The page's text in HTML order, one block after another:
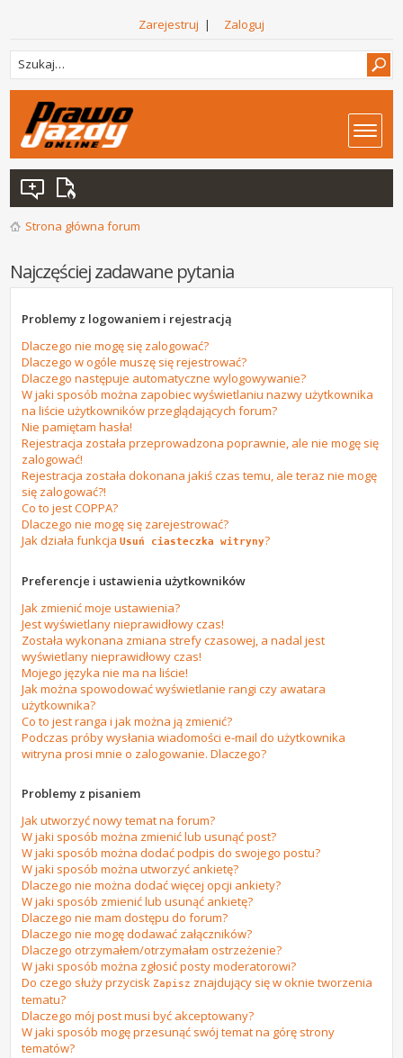
Zarejestruj | Zaloguj
Strona główna forum
Najczęściej zadawane pytania
Problemy z logowaniem i rejestracją
Dlaczego nie mogę się zalogować?
Dlaczego w ogóle muszę się rejestrować?
Dlaczego następuje automatyczne wylogowywanie?
W jaki sposób można zapobiec wyświetlaniu nazwy użytkownika
na liście użytkowników przeglądających forum?
Nie pamiętam hasła!
Rejestracja została przeprowadzona poprawnie, ale nie mogę się
zalogować!
Rejestracja została dokonana jakiś czas temu, ale teraz nie mogę
się zalogować?!
Co to jest COPPA?
Dlaczego nie mogę się zarejestrować?
Jak działa funkcjaUsuń ciasteczka witryny?
Preferencje i ustawienia użytkowników
Jak zmienić moje ustawienia?
Jest wyświetlany nieprawidłowy czas!
Została wykonana zmiana strefy czasowej, a nadal jest
wyświetlany nieprawidłowy czas!
Mojego języka nie ma na liście!
Jak można spowodować wyświetlanie rangi czy awatara
użytkownika?
Co to jest ranga i jak można ją zmienić?
Podczas próby wysłania wiadomości e-mail do użytkownika
witryna prosi mnie o zalogowanie. Dlaczego?
Problemy z pisaniem
Jak utworzyć nowy temat na forum?
W jaki sposób można zmienić lub usunąć post?
W jaki sposób można dodać podpis do swojego postu?
W jaki sposób można utworzyć ankietę?
Dlaczego nie można dodać więcej opcji ankiety?
W jaki sposób zmienić lub usunąć ankietę?
Dlaczego nie mam dostępu do forum?
Dlaczego nie mogę dodawać załączników?
Dlaczego otrzymałem/otrzymałam ostrzeżenie?
W jaki sposób można zgłosić posty moderatorowi?
Do czego służy przyciskZapisz znajdujący się w oknie tworzenia
tematu?
Dlaczego mój post musi być akceptowany?
W jaki sposób mogę przesunąć swój temat na górę strony
tematów?